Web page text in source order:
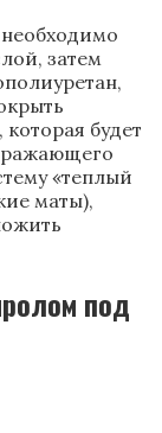
затем
будет
«теплый
маты),
под